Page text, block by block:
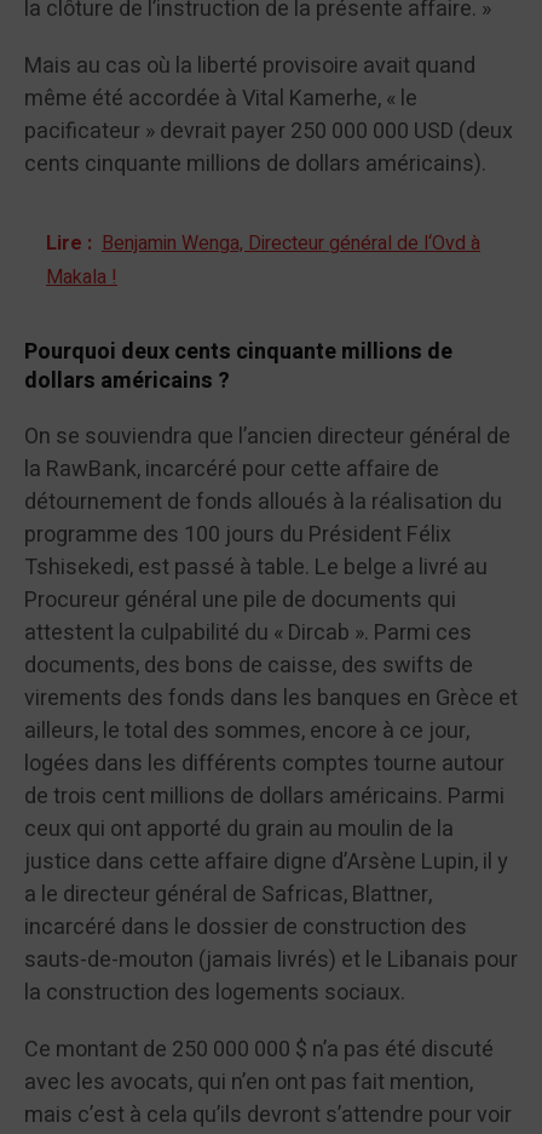
la clôture de l’instruction de la présente affaire. »
Mais au cas où la liberté provisoire avait quand
même été accordée à Vital Kamerhe, « le
pacificateur » devrait payer 250 000 000 USD (deux
cents cinquante millions de dollars américains).
Lire : Benjamin Wenga, Directeur général de l‘Ovd à
Makala !
Pourquoi deux cents cinquante millions de
dollars américains ?
On se souviendra que l’ancien directeur général de
la RawBank, incarcéré pour cette affaire de
détournement de fonds alloués à la réalisation du
programme des 100 jours du Président Félix
Tshisekedi, est passé à table. Le belge a livré au
Procureur général une pile de documents qui
attestent la culpabilité du « Dircab ». Parmi ces
documents, des bons de caisse, des swifts de
virements des fonds dans les banques en Grèce et
ailleurs, le total des sommes, encore à ce jour,
logées dans les différents comptes tourne autour
de trois cent millions de dollars américains. Parmi
ceux qui ont apporté du grain au moulin de la
justice dans cette affaire digne d’Arsène Lupin, il y
a le directeur général de Safricas, Blattner,
incarcéré dans le dossier de construction des
sauts-de-mouton (jamais livrés) et le Libanais pour
la construction des logements sociaux.
Ce montant de 250 000 000 $ n’a pas été discuté
avec les avocats, qui n’en ont pas fait mention,
mais c’est à cela qu’ils devront s’attendre pour voir